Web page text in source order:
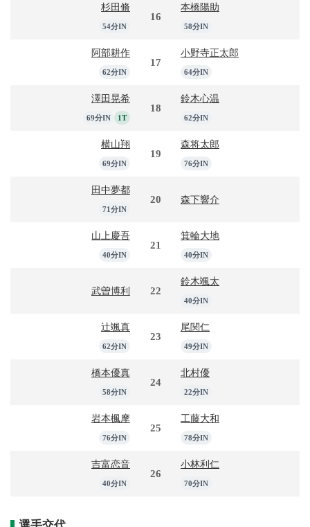
杉田脩
54分IN
16
本橋陽助
58分IN
阿部耕作
62分IN
17
小野寺正太郎
64分IN
澤田晃希
69分IN 1T
18
鈴木心温
62分IN
横山翔
69分IN
19
森将太郎
76分IN
田中夢都
71分IN
20 森下響介
山上慶吾
40分IN
21
箕輪大地
40分IN
武曽博利 22
鈴木颯太
40分IN
辻颯真
62分IN
23
尾関仁
49分IN
橋本優真
58分IN
24
北村優
22分IN
岩本楓摩
76分IN
25
工藤大和
78分IN
吉富恋音
40分IN
26
小林利仁
70分IN